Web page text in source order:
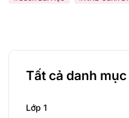
Tất cả danh mục
Lớp 1